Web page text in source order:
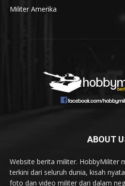
Militer Amerika
ABOUT
Website berita militer. HobbyMiliter
terkini dari seluruh dunia, kisah
foto dan video militer dari dalam